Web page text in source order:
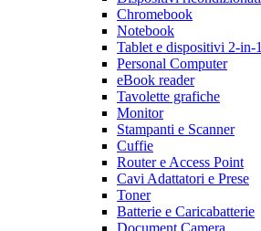
Chromebook
Notebook
Tablet e dispositivi 2-in-1
Personal Computer
eBook reader
Tavolette grafiche
Monitor
Stampanti e Scanner
Cuffie
Router e Access Point
Cavi Adattatori e Prese
Toner
Batterie e Caricabatterie
Document Camera